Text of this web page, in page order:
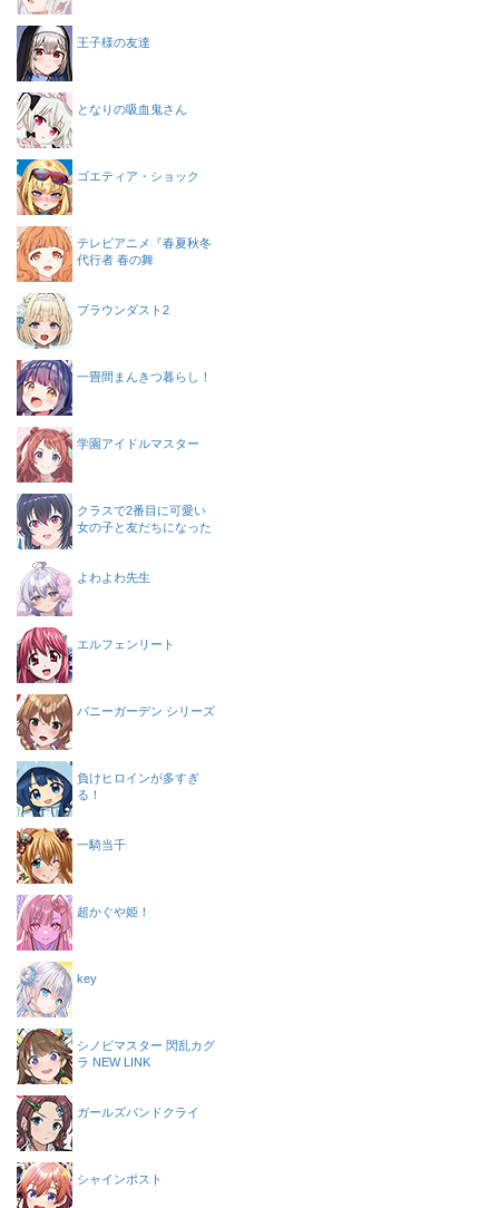
王子様の友達
となりの吸血鬼さん
ゴエティア・ショック
テレビアニメ『春夏秋冬
代行者 春の舞
ブラウンダスト2
一畳間まんきつ暮らし！
学園アイドルマスター
クラスで2番目に可愛い
女の子と友だちになった
よわよわ先生
エルフェンリート
バニーガーデン シリーズ
負けヒロインが多すぎ
る！
一騎当千
超かぐや姫！
key
シノビマスター 閃乱カグ
ラ NEW LINK
ガールズバンドクライ
シャインポスト